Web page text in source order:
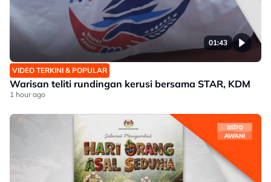
01:43
VIDEO TERKINI & POPULAR
Warisan teliti rundingan kerusi bersama STAR, KDM
1 hour ago